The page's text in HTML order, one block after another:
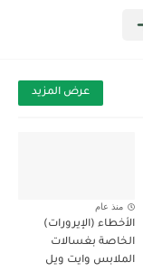
عرض المزيد
منذ عام
الأخطاء (الإيرورات)
الخاصة بغسالات
الملابس وايت ويل